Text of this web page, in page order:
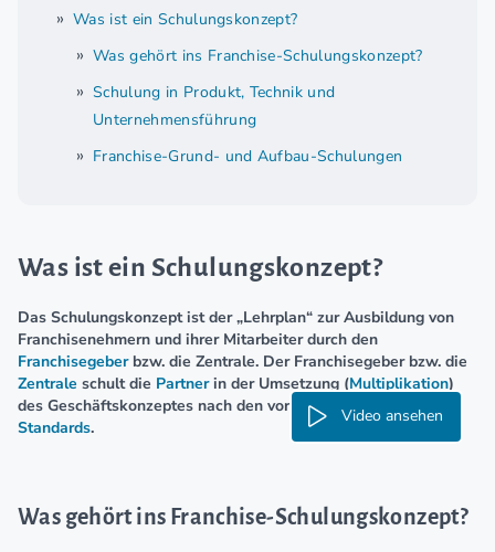
Was ist ein Schulungskonzept?
Was gehört ins Franchise-Schulungskonzept?
Schulung in Produkt, Technik und
Unternehmensführung
Franchise-Grund- und Aufbau-Schulungen
Was ist ein Schulungskonzept?
Das Schulungskonzept ist der „Lehrplan“ zur Ausbildung von
Franchisenehmern und ihrer Mitarbeiter durch den
Franchisegeberbzw. die Zentrale. Der Franchisegeber bzw. die
Zentrale schult die Partnerin der Umsetzung (Multiplikation)
des Geschäftskonzeptes nach den vorgegebenen
System-
Standards.
Video ansehen
Was gehört ins Franchise-Schulungskonzept?